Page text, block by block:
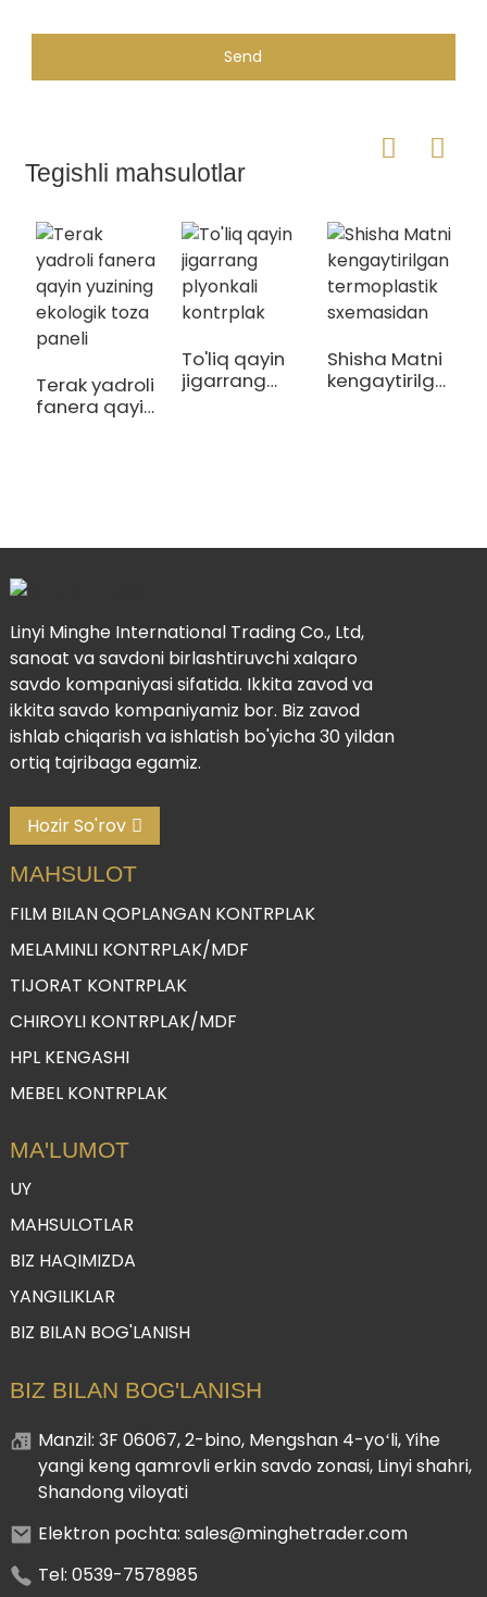
Send
Tegishli mahsulotlar
Terak yadroli
fanera qayin
To'liq qayin
jigarrang
Shisha Matni
kengaytirilgan
Linyi Minghe International Trading Co., Ltd,
sanoat va savdoni birlashtiruvchi xalqaro
savdo kompaniyasi sifatida. Ikkita zavod va
ikkita savdo kompaniyamiz bor. Biz zavod
ishlab chiqarish va ishlatish bo'yicha 30 yildan
ortiq tajribaga egamiz.
Hozir So'rov
MAHSULOT
FILM BILAN QOPLANGAN KONTRPLAK
MELAMINLI KONTRPLAK/MDF
TIJORAT KONTRPLAK
CHIROYLI KONTRPLAK/MDF
HPL KENGASHI
MEBEL KONTRPLAK
MA'LUMOT
UY
MAHSULOTLAR
BIZ HAQIMIZDA
YANGILIKLAR
BIZ BILAN BOG'LANISH
BIZ BILAN BOG'LANISH
Manzil: 3F 06067, 2-bino, Mengshan 4-yoʻli, Yihe
yangi keng qamrovli erkin savdo zonasi, Linyi shahri,
Shandong viloyati
Elektron pochta: sales@minghetrader.com
Tel: 0539-7578985